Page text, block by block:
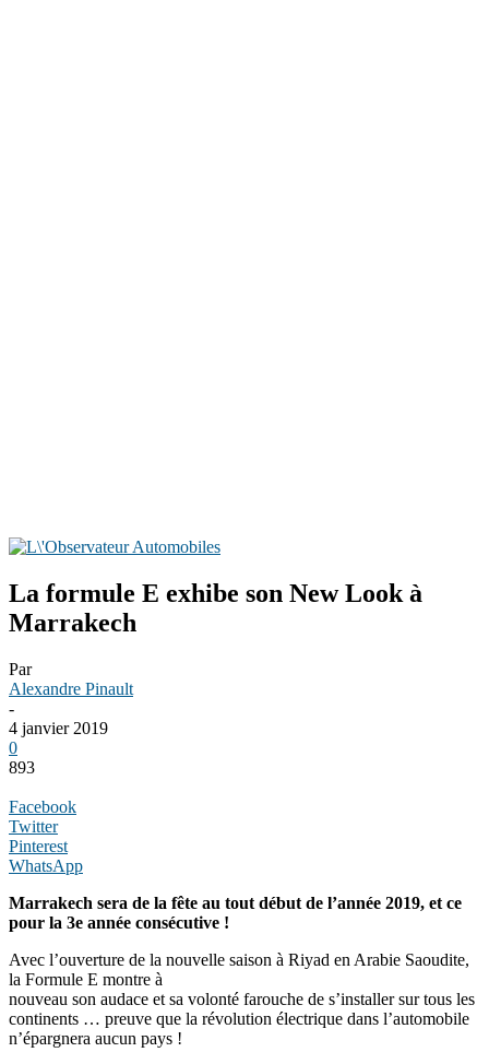
La formule E exhibe son New Look à
Marrakech
Par
Alexandre Pinault
-
4 janvier 2019
0
893
Facebook
Twitter
Pinterest
WhatsApp
Marrakech sera de la fête au tout début de l’année 2019, et ce
pour la 3e année consécutive !
Avec l’ouverture de la nouvelle saison à Riyad en Arabie Saoudite,
la Formule E montre à
nouveau son audace et sa volonté farouche de s’installer sur tous les
continents … preuve que la révolution électrique dans l’automobile
n’épargnera aucun pays !